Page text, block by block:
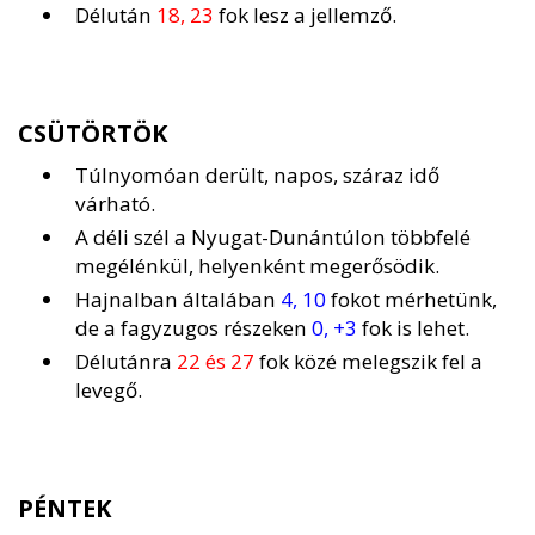
Délután 18, 23 fok lesz a jellemző.
CSÜTÖRTÖK
Túlnyomóan derült, napos, száraz idő
várható.
A déli szél a Nyugat-Dunántúlon többfelé
megélénkül, helyenként megerősödik.
Hajnalban általában 4, 10fokot mérhetünk,
de a fagyzugos részeken 0, +3 fok is lehet.
Délutánra 22 és 27 fok közé melegszik fel a
levegő.
PÉNTEK